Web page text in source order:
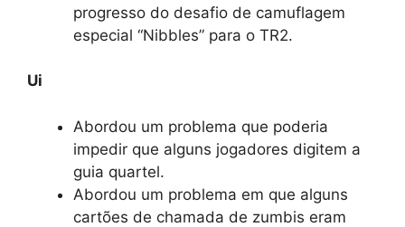
progresso do desafio de camuflagem
especial “Nibbles” para o TR2.
Ui
Abordou um problema que poderia
impedir que alguns jogadores digitem a
guia quartel.
Abordou um problema em que alguns
cartões de chamada de zumbis eram